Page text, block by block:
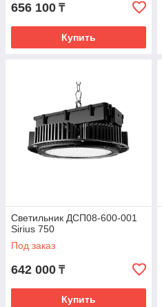
656 100 ₸
Купить
Светильник ДСП08-600-001
Sirius 750
Под заказ
642 000 ₸
Купить